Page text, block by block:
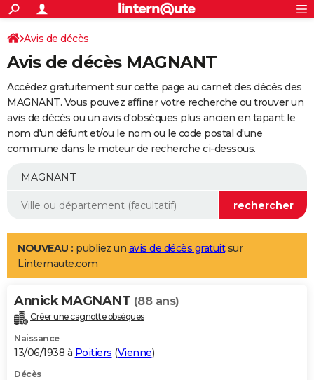
ACTUALITÉS
Politique
Société
Faits Divers
Education
Monde
Villes
+
SPORT
Coupe du monde 2026
Football
Tennis
Cyclisme
Rugby
Forum
Programme TV
TNT
Streaming
Cinéma
Sorties cinéma
Musique
+
FINANCE
Retraite
Epargne
Immobilier
Risques naturels par ville
Banque
Assurance
AUTO
Essais
Réserver un essai
Citadines
Berlines
SUV
Forum auto
+
Mobiles
Meilleur smartphone
Internet
Ordinateurs
Jeux vidéo
Guide high-tech
Aménagement intérieur
LIFESTYLE
Art de vivre
Bien-être
Loisirs
Mode
Modes de vie
Alimentation
Guide de la santé
Maladies
Médicaments
Sommeil
VOYAGE
Destinations
City break
Voyage nature
Voyage de noces
Forum
Climat
+PHOTO
GUIDES D'ACHAT
Avis de décès
Avis de décès MAGNANT
Accédez gratuitement sur cette page au carnet des décès des
MAGNANT. Vous pouvez affiner votre recherche ou trouver un
avis de décès ou un avis d'obsèques plus ancien en tapant le
nom d'un défunt et/ou le nom ou le code postal d'une
commune dans le moteur de recherche ci-dessous.
NOUVEAU : publiez un avis de décès gratuitsur
Linternaute.com
Annick MAGNANT (88 ans)
Créer une cagnotte obsèques
Naissance
13/06/1938 à Poitiers (Vienne)
Décès